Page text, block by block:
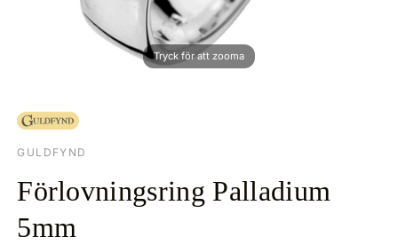
GULDFYND
Förlovningsring Palladium
5mm